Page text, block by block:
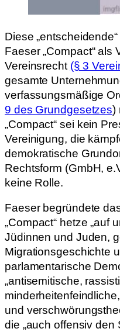
Diese
Faeser „Compact“ als
Vereinsrecht (§ 3
gesamte
verfassungsmäßige
9 des Grundgesetzes)
„Compact“ sei kein
Vereinigung, die
demokratische
Rechtsform (GmbH,
keine Rolle.
Faeser begründete
„Compact“ hetze „auf
Jüdinnen und Juden,
Migrationsgeschichte
parlamentarische
„antisemitische,
und
die „auch offensiv den